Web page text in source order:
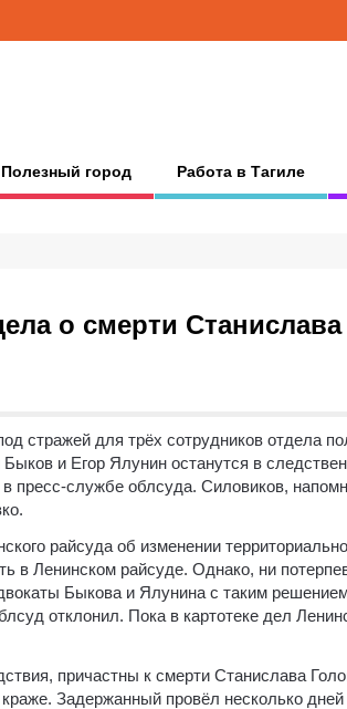
Полезный город Работа в Тагиле
о смерти Станислава
стражей для трёх сотрудников отдела
и Егор Ялунин останутся в
пресс-службе облсуда. Силовиков,
райсуда об изменении
в Ленинском райсуде. Однако, ни
Быкова и Ялунина с таким
отклонил. Пока в картотеке дел
причастны к смерти Станислава
Задержанный провёл несколько